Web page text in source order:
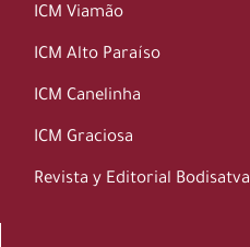
ICM Viamão
ICM Alto Paraíso
ICM Canelinha
ICM Graciosa
Revista y Editorial Bodisatva